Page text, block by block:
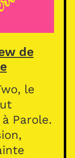
de
le
Parole.